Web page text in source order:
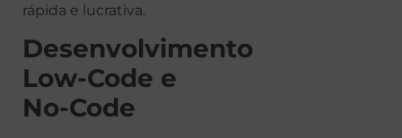
rápida e lucrativa.
Desenvolvimento
Low-Code e
No-Code